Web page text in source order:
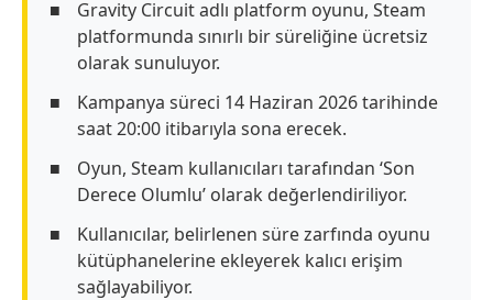
Gravity Circuit adlı platform oyunu, Steam
platformunda sınırlı bir süreliğine ücretsiz
olarak sunuluyor.
Kampanya süreci 14 Haziran 2026 tarihinde
saat 20:00 itibarıyla sona erecek.
Oyun, Steam kullanıcıları tarafından ‘Son
Derece Olumlu’ olarak değerlendiriliyor.
Kullanıcılar, belirlenen süre zarfında oyunu
kütüphanelerine ekleyerek kalıcı erişim
sağlayabiliyor.